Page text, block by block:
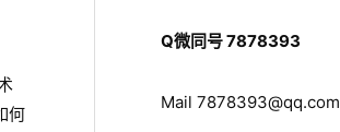
何
Q微同号 7878393
Mail 7878393@qq.com